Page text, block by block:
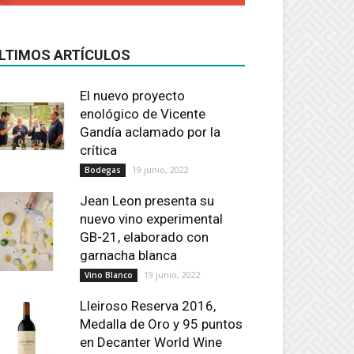
ARTÍCULOS
El nuevo proyecto
enológico de Vicente
Gandía aclamado por la
crítica
Bodegas 19 junio, 2022
Jean Leon presenta su
nuevo vino experimental
GB-21, elaborado con
garnacha blanca
Vino Blanco 19 junio, 2022
Lleiroso Reserva 2016,
Medalla de Oro y 95 puntos
en Decanter World Wine